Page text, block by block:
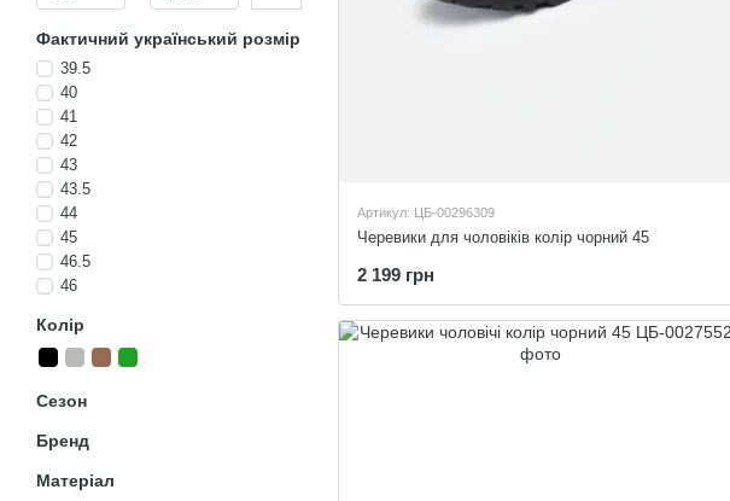
Артикул: ЦБ-00296309
Черевики для чоловіків колір чорний 45
2 199 грн
Фактичний український розмір
39.5
40
41
42
43
43.5
44
45
46.5
46
Колір
Сезон
Бренд
Матеріал